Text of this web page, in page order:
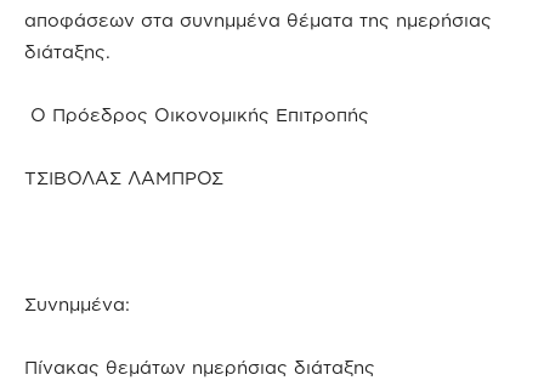
αποφάσεων στα συνημμένα θέματα της ημερήσιας
διάταξης.
Ο Πρόεδρος Οικονομικής Επιτροπής
ΤΣΙΒΟΛΑΣ ΛΑΜΠΡΟΣ
Συνημμένα:
Πίνακας θεμάτων ημερήσιας διάταξης